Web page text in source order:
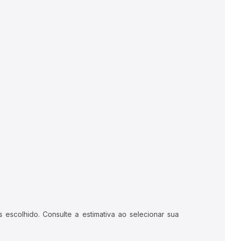
Consulte a estimativa ao selecionar sua